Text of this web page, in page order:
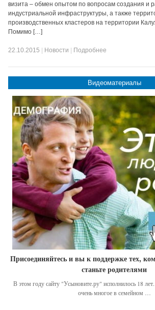
визита – обмен опытом по вопросам создания и
индустриальной инфраструктуры, а также
производственных кластеров на территории
Помимо […]
22.10.2015 Новости Подробнее
Видеоматериалы
Присоединяйтесь и вы к поддержке тех,
станьте родителями
В этом году сайту "Усыновите.ру" исполнилось 18
очень многое в семейном …